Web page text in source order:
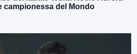
campionessa del Mondo